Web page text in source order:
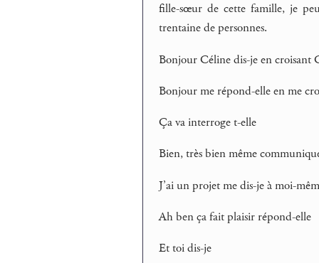
fille-sœur de cette famille, je
trentaine de personnes.
Bonjour Céline dis-je en croisant
Bonjour me répond-elle en me
Ça va interroge t-elle
Bien, très bien même
J’ai un projet me dis-je à moi-
Ah ben ça fait plaisir répond-elle
Et toi dis-je